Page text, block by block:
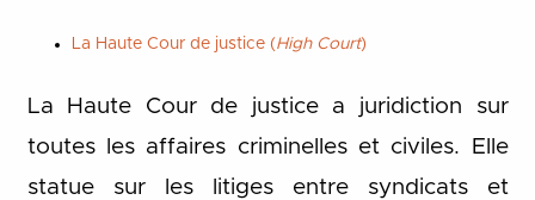
La Haute Cour de justice (High Court)
La Haute Cour de justice a juridiction sur
toutes les affaires criminelles et civiles. Elle
statue sur les litiges entre syndicats et